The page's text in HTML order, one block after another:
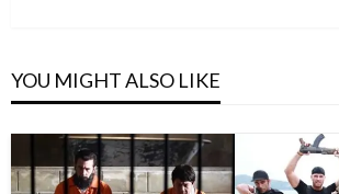
YOU MIGHT ALSO LIKE